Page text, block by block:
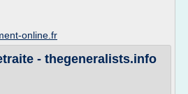
online.fr
- thegeneralists.info